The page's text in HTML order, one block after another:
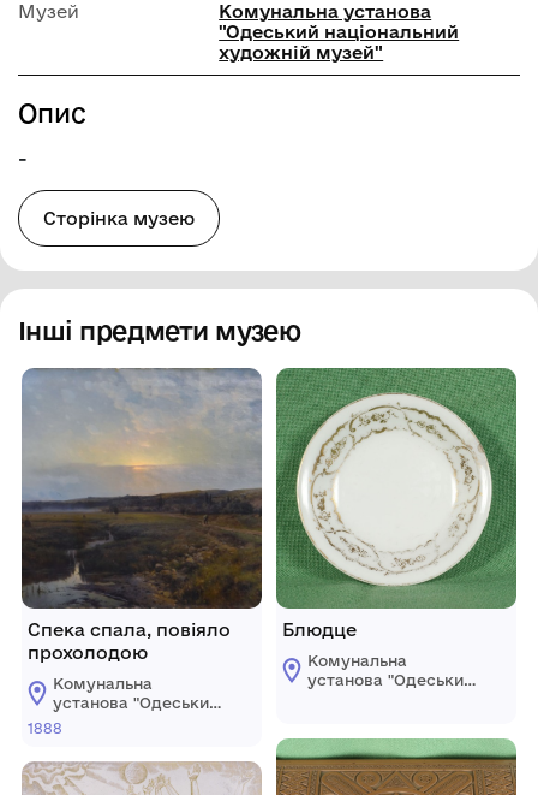
Музей
Комунальна установа
"Одеський національний
художній музей"
Опис
-
Сторінка музею
Інші предмети музею
Спека спала, повіяло
прохолодою
Комунальна
установа "Одеський
національний
1888
Блюдце
Комунальна
установа "Одеський